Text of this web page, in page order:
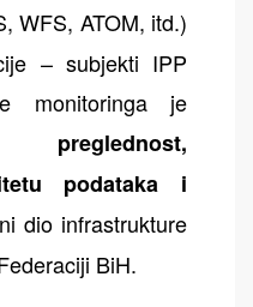
WFS, ATOM, itd.)
– subjekti IPP
monitoringa je
podataka i
dio infrastrukture
BiH.